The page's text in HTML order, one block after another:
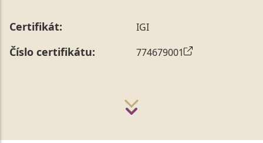
Certifikát: IGI
Číslo certifikátu: 774679001